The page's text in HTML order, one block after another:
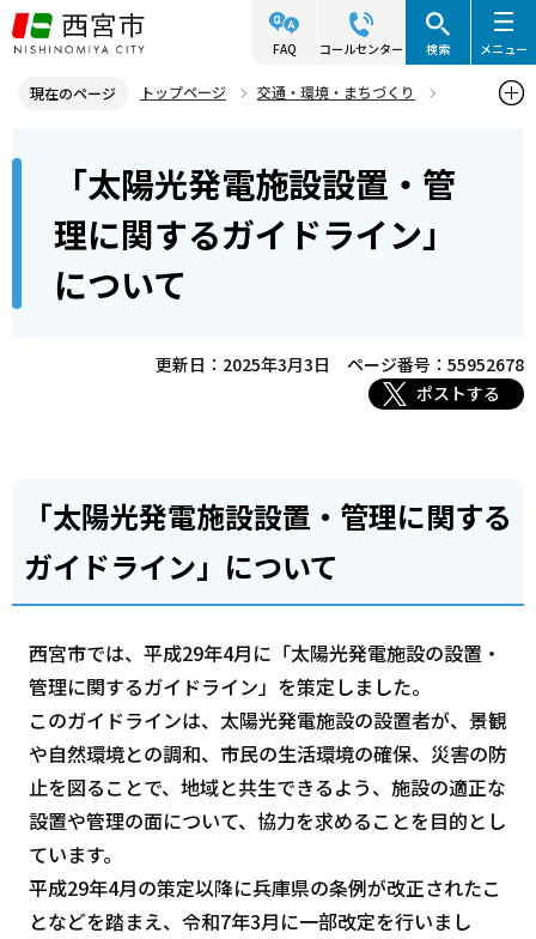
こ
の
ジ
す
FAQ コールセンター 検索 メニュー
現在のページ トップページ
交通・環境・まちづくり
「太陽光発電施設設置・管理に関するガイドライン」について
ら
「太陽光発電施設設置・管
理に関するガイドライン」
について
更新日：2025年3月3日
ページ番号：55952678
ポストする
「太陽光発電施設設置・管理に関する
ガイドライン」について
西宮市では、平成29年4月に「太陽光発電施設の設置・
管理に関するガイドライン」を策定しました。
このガイドラインは、太陽光発電施設の設置者が、景観
や自然環境との調和、市民の生活環境の確保、災害の防
止を図ることで、地域と共生できるよう、施設の適正な
設置や管理の面について、協力を求めることを目的とし
ています。
平成29年4月の策定以降に兵庫県の条例が改正されたこ
となどを踏まえ、令和7年3月に一部改定を行いまし